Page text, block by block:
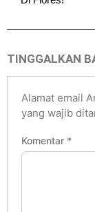
TINGGALKAN
Alamat email
yang wajib
Komentar *